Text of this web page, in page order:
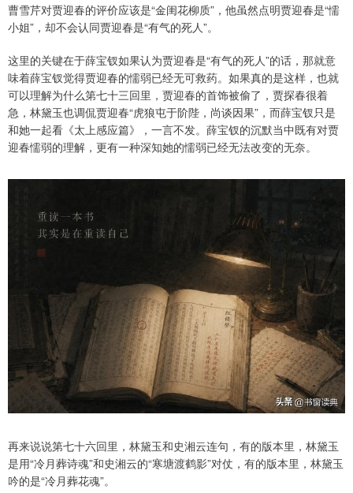
曹雪芹对贾迎春的评价应该是“金闺花柳质”，他虽然点明贾迎春是“懦
小姐”，却不会认同贾迎春是“有气的死人”。
这里的关键在于薛宝钗如果认为贾迎春是“有气的死人”的话，那就意
味着薛宝钗觉得贾迎春的懦弱已经无可救药。如果真的是这样，也就
可以理解为什么第七十三回里，贾迎春的首饰被偷了，贾探春很着
急，林黛玉也调侃贾迎春“虎狼屯于阶陛，尚谈因果”，而薛宝钗只是
和她一起看《太上感应篇》，一言不发。薛宝钗的沉默当中既有对贾
迎春懦弱的理解，更有一种深知她的懦弱已经无法改变的无奈。
再来说说第七十六回里，林黛玉和史湘云连句，有的版本里，林黛玉
是用“冷月葬诗魂”和史湘云的“寒塘渡鹤影”对仗，有的版本里，林黛玉
吟的是“冷月葬花魂”。